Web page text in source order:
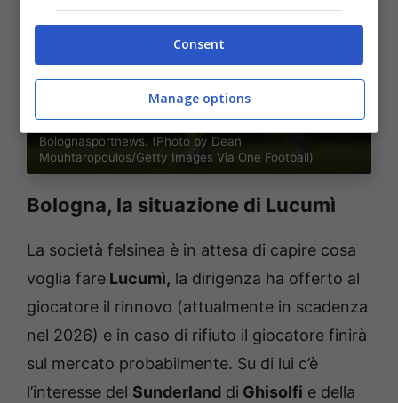
Bolognasportnews. (Photo by Dean
Mouhtaropoulos/Getty Images Via One Football)
Bologna, la situazione di Lucumì
La società felsinea è in attesa di capire cosa
voglia fare Lucumì, la dirigenza ha offerto al
giocatore il rinnovo (attualmente in scadenza
nel 2026) e in caso di rifiuto il giocatore finirà
sul mercato probabilmente. Su di lui c’è
l’interesse del Sunderland di Ghisolfi e della
Consent
Manage options